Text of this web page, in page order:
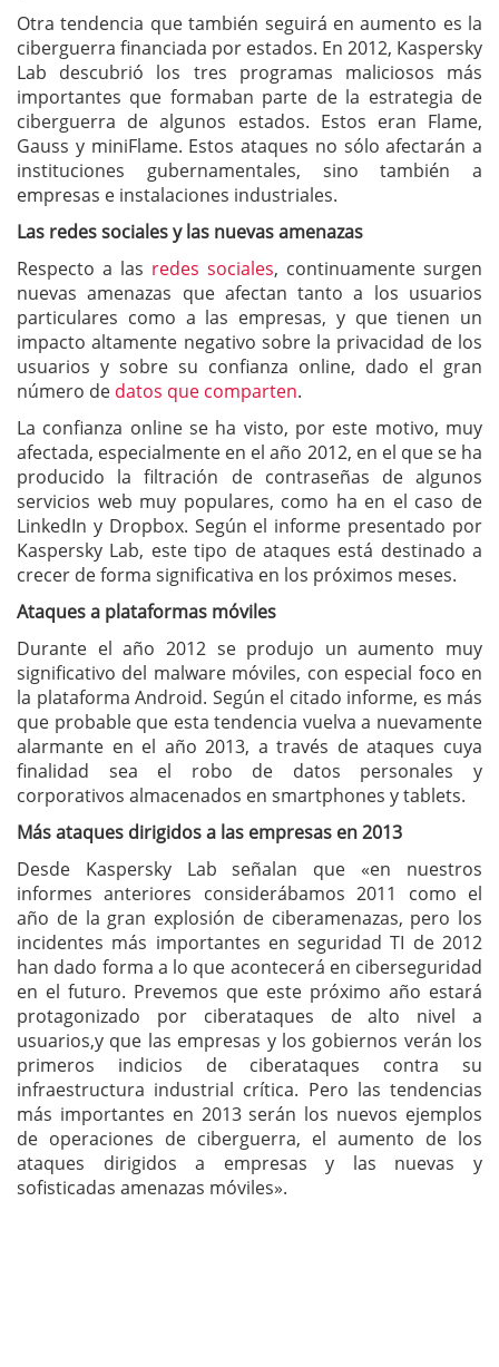
Otra tendencia que también seguirá en aumento es la
ciberguerra financiada por estados. En 2012, Kaspersky
Lab descubrió los tres programas maliciosos más
importantes que formaban parte de la estrategia de
ciberguerra de algunos estados. Estos eran Flame,
Gauss y miniFlame. Estos ataques no sólo afectarán a
instituciones gubernamentales, sino también a
empresas e instalaciones industriales.
Las redes sociales y las nuevas amenazas
Respecto a las redes sociales, continuamente surgen
nuevas amenazas que afectan tanto a los usuarios
particulares como a las empresas, y que tienen un
impacto altamente negativo sobre la privacidad de los
usuarios y sobre su confianza online, dado el gran
número de datos que comparten.
La confianza online se ha visto, por este motivo, muy
afectada, especialmente en el año 2012, en el que se ha
producido la filtración de contraseñas de algunos
servicios web muy populares, como ha en el caso de
LinkedIn y Dropbox. Según el informe presentado por
Kaspersky Lab, este tipo de ataques está destinado a
crecer de forma significativa en los próximos meses.
Ataques a plataformas móviles
Durante el año 2012 se produjo un aumento muy
significativo del malware móviles, con especial foco en
la plataforma Android. Según el citado informe, es más
que probable que esta tendencia vuelva a nuevamente
alarmante en el año 2013, a través de ataques cuya
finalidad sea el robo de datos personales y
corporativos almacenados en smartphones y tablets.
Más ataques dirigidos a las empresas en 2013
Desde Kaspersky Lab señalan que «en nuestros
informes anteriores considerábamos 2011 como el
año de la gran explosión de ciberamenazas, pero los
incidentes más importantes en seguridad TI de 2012
han dado forma a lo que acontecerá en ciberseguridad
en el futuro. Prevemos que este próximo año estará
protagonizado por ciberataques de alto nivel a
usuarios,y que las empresas y los gobiernos verán los
primeros indicios de ciberataques contra su
infraestructura industrial crítica. Pero las tendencias
más importantes en 2013 serán los nuevos ejemplos
de operaciones de ciberguerra, el aumento de los
ataques dirigidos a empresas y las nuevas y
sofisticadas amenazas móviles».